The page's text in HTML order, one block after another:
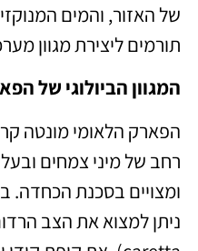
של האזור, והמים
תורמים ליצירת מגוון
המגוון הביולוגי של
הפארק הלאומי מונטה
רחב של מיני צמחים
ומצויים בסכנת הכחדה.